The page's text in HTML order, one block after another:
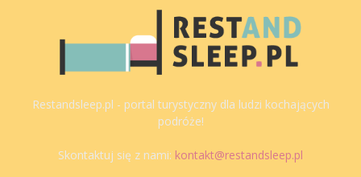
Restandsleep.pl - portal turystyczny dla ludzi kochających
podróże!
Skontaktuj się z nami: kontakt@restandsleep.pl